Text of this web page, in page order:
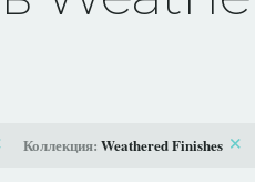
Коллекция: Weathered Finishes